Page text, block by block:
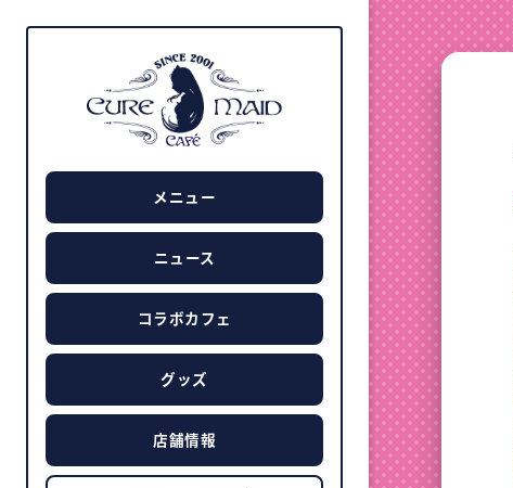
メニュー
ニュース
コラボカフェ
グッズ
店舗情報